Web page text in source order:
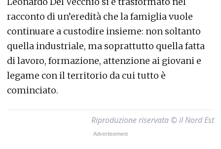
racconto di un’eredità che la famiglia vuole
continuare a custodire insieme: non soltanto
quella industriale, ma soprattutto quella fatta
di lavoro, formazione, attenzione ai giovani e
legame con il territorio da cui tutto è
cominciato.
Riproduzione riservata © il Nord Est